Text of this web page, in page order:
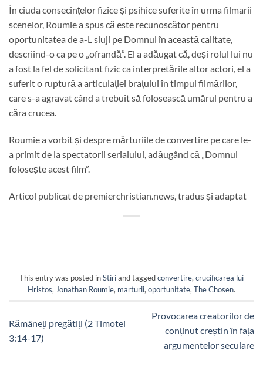
În ciuda consecințelor fizice și psihice suferite în urma filmarii
scenelor, Roumie a spus că este recunoscător pentru
oportunitatea de a-L sluji pe Domnul în această calitate,
descriind-o ca pe o „ofrandă”. El a adăugat că, deși rolul lui nu
a fost la fel de solicitant fizic ca interpretările altor actori, el a
suferit o ruptură a articulației brațului în timpul filmărilor,
care s-a agravat când a trebuit să folosească umărul pentru a
căra crucea.
Roumie a vorbit și despre mărturiile de convertire pe care le-
a primit de la spectatorii serialului, adăugând că „Domnul
folosește acest film”.
Articol publicat de premierchristian.news, tradus și adaptat
This entry was posted inStiriand taggedconvertire,crucificarea lui
Hristos,Jonathan Roumie, marturii,oportunitate,The Chosen.
Rămâneți pregătiți (2 Timotei
3:14-17)
Provocarea creatorilor de
conținut creștin în fața
argumentelor seculare